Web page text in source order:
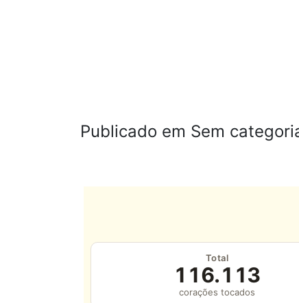
Publicado em Sem
Total
116.113
corações tocados